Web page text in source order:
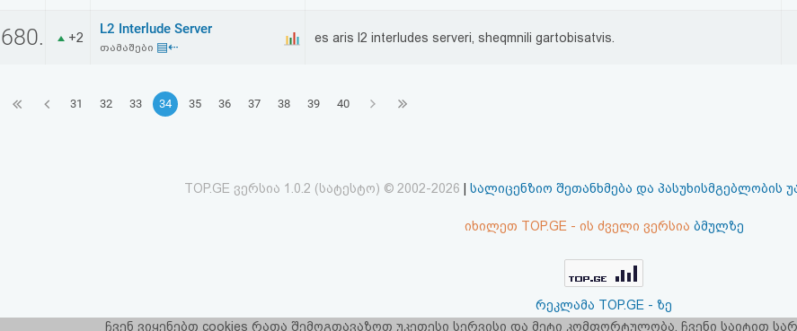
680. +2
L2 Interlude Server
თამაშები ▤⇠
es aris l2 interludes serveri, sheqmnili gartobisatvis.
31 32 33 34 35 36 37 38 39 40
TOP.GE ვერსია 1.0.2 (სატესტო) © 2002-2026 სალიცენზიო შეთანხმება და პასუხისმგებლობის
იხილეთ TOP.GE - ის ძველი ვერსია ბმულზე
რეკლამა TOP.GE - ზე
ჩვენ ვიყენებთ cookies რათა შემოგთავაზოთ უკეთესი სერვისი და მეტი კომფორტულობა. ჩვენი საიტით